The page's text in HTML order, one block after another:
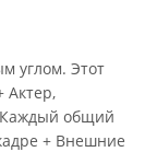
углом. Этот
Актер,
Каждый общий
+ Внешние